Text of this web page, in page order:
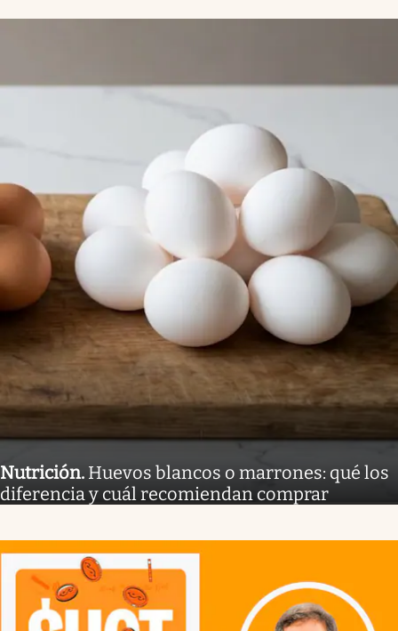
Nutrición. Huevos blancos o marrones: qué los
diferencia y cuál recomiendan comprar